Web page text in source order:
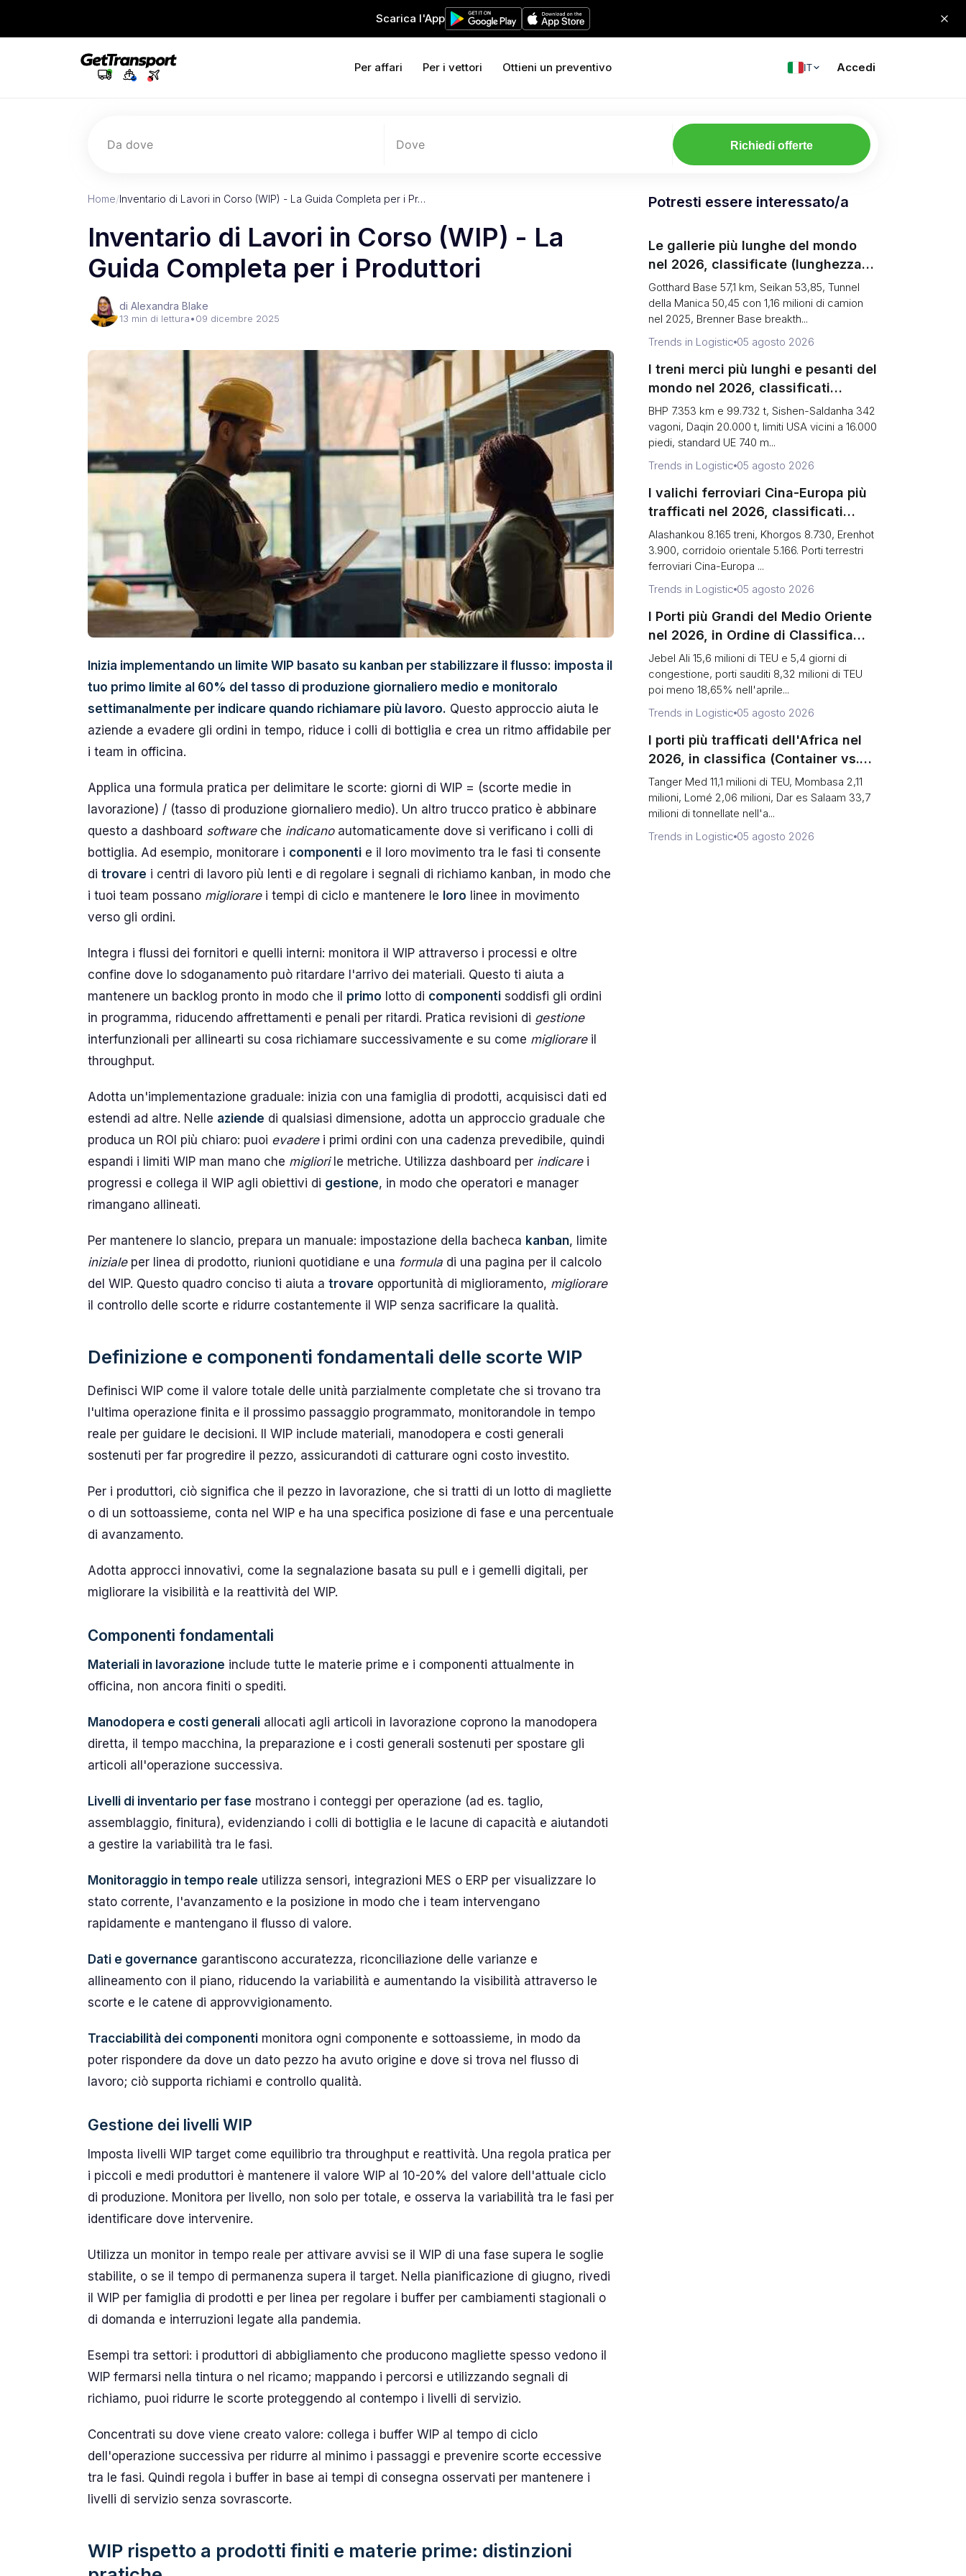
Scarica l'App
Per affari Per i vettori Ottieni un preventivo IT Accedi
Da dove Dove Richiedi offerte
Home/Inventario di Lavori in Corso (WIP) - La Guida Completa per i Pr…
Inventario di Lavori in Corso (WIP) - La
Guida Completa per i Produttori
di Alexandra Blake
13 min di lettura•09 dicembre 2025
Inizia implementando un limite WIP basato su kanban per stabilizzare il flusso: imposta il
tuo primo limite al 60% del tasso di produzione giornaliero medio e monitoralo
settimanalmente per indicare quando richiamare più lavoro. Questo approccio aiuta le
aziende a evadere gli ordini in tempo, riduce i colli di bottiglia e crea un ritmo affidabile per
i team in officina.
Applica una formula pratica per delimitare le scorte: giorni di WIP = (scorte medie in
lavorazione) / (tasso di produzione giornaliero medio). Un altro trucco pratico è abbinare
questo a dashboard softwareche indicanoautomaticamente dove si verificano i colli di
bottiglia. Ad esempio, monitorare i componenti e il loro movimento tra le fasi ti consente
di trovare i centri di lavoro più lenti e di regolare i segnali di richiamo kanban, in modo che
i tuoi team possano migliorarei tempi di ciclo e mantenere le loro linee in movimento
verso gli ordini.
Integra i flussi dei fornitori e quelli interni: monitora il WIP attraverso i processi e oltre
confine dove lo sdoganamento può ritardare l'arrivo dei materiali. Questo ti aiuta a
mantenere un backlog pronto in modo che il primo lotto di componenti soddisfi gli ordini
in programma, riducendo affrettamenti e penali per ritardi. Pratica revisioni di gestione
interfunzionali per allinearti su cosa richiamare successivamente e su come migliorareil
throughput.
Adotta un'implementazione graduale: inizia con una famiglia di prodotti, acquisisci dati ed
estendi ad altre. Nelle aziende di qualsiasi dimensione, adotta un approccio graduale che
produca un ROI più chiaro: puoi evaderei primi ordini con una cadenza prevedibile, quindi
espandi i limiti WIP man mano che migliorile metriche. Utilizza dashboard per indicarei
progressi e collega il WIP agli obiettivi di gestione, in modo che operatori e manager
rimangano allineati.
Per mantenere lo slancio, prepara un manuale: impostazione della bacheca kanban, limite
inizialeper linea di prodotto, riunioni quotidiane e una formula di una pagina per il calcolo
del WIP. Questo quadro conciso ti aiuta a trovare opportunità di miglioramento, migliorare
il controllo delle scorte e ridurre costantemente il WIP senza sacrificare la qualità.
Definizione e componenti fondamentali delle scorte WIP
Definisci WIP come il valore totale delle unità parzialmente completate che si trovano tra
l'ultima operazione finita e il prossimo passaggio programmato, monitorandole in tempo
reale per guidare le decisioni. Il WIP include materiali, manodopera e costi generali
sostenuti per far progredire il pezzo, assicurandoti di catturare ogni costo investito.
Per i produttori, ciò significa che il pezzo in lavorazione, che si tratti di un lotto di magliette
o di un sottoassieme, conta nel WIP e ha una specifica posizione di fase e una percentuale
di avanzamento.
Adotta approcci innovativi, come la segnalazione basata su pull e i gemelli digitali, per
migliorare la visibilità e la reattività del WIP.
Componenti fondamentali
Materiali in lavorazione include tutte le materie prime e i componenti attualmente in
officina, non ancora finiti o spediti.
Manodopera e costi generali allocati agli articoli in lavorazione coprono la manodopera
diretta, il tempo macchina, la preparazione e i costi generali sostenuti per spostare gli
articoli all'operazione successiva.
Livelli di inventario per fase mostrano i conteggi per operazione (ad es. taglio,
assemblaggio, finitura), evidenziando i colli di bottiglia e le lacune di capacità e aiutandoti
a gestire la variabilità tra le fasi.
Monitoraggio in tempo reale utilizza sensori, integrazioni MES o ERP per visualizzare lo
stato corrente, l'avanzamento e la posizione in modo che i team intervengano
rapidamente e mantengano il flusso di valore.
Dati e governance garantiscono accuratezza, riconciliazione delle varianze e
allineamento con il piano, riducendo la variabilità e aumentando la visibilità attraverso le
scorte e le catene di approvvigionamento.
Tracciabilità dei componenti monitora ogni componente e sottoassieme, in modo da
poter rispondere da dove un dato pezzo ha avuto origine e dove si trova nel flusso di
lavoro; ciò supporta richiami e controllo qualità.
Gestione dei livelli WIP
Imposta livelli WIP target come equilibrio tra throughput e reattività. Una regola pratica per
i piccoli e medi produttori è mantenere il valore WIP al 10-20% del valore dell'attuale ciclo
di produzione. Monitora per livello, non solo per totale, e osserva la variabilità tra le fasi per
identificare dove intervenire.
Utilizza un monitor in tempo reale per attivare avvisi se il WIP di una fase supera le soglie
stabilite, o se il tempo di permanenza supera il target. Nella pianificazione di giugno, rivedi
il WIP per famiglia di prodotti e per linea per regolare i buffer per cambiamenti stagionali o
di domanda e interruzioni legate alla pandemia.
Esempi tra settori: i produttori di abbigliamento che producono magliette spesso vedono il
WIP fermarsi nella tintura o nel ricamo; mappando i percorsi e utilizzando segnali di
richiamo, puoi ridurre le scorte proteggendo al contempo i livelli di servizio.
Concentrati su dove viene creato valore: collega i buffer WIP al tempo di ciclo
dell'operazione successiva per ridurre al minimo i passaggi e prevenire scorte eccessive
tra le fasi. Quindi regola i buffer in base ai tempi di consegna osservati per mantenere i
livelli di servizio senza sovrascorte.
WIP rispetto a prodotti finiti e materie prime: distinzioni
Potresti essere interessato/a
Le gallerie più lunghe del mondo
nel 2026, classificate (lunghezza
vs cosa puoi trasportare)
Gotthard Base 57,1 km, Seikan 53,85, Tunnel
della Manica 50,45 con 1,16 milioni di camion
nel 2025, Brenner Base breakth...
Trends in Logistic 05 agosto 2026
I treni merci più lunghi e pesanti del
mondo nel 2026, classificati
(record contro realtà quotidiana)
BHP 7.353 km e 99.732 t, Sishen-Saldanha 342
vagoni, Daqin 20.000 t, limiti USA vicini a 16.000
piedi, standard UE 740 m...
Trends in Logistic 05 agosto 2026
I valichi ferroviari Cina-Europa più
trafficati nel 2026, classificati
(Treni vs Rischio di collo di
bottiglia)
Alashankou 8.165 treni, Khorgos 8.730, Erenhot
3.900, corridoio orientale 5.166. Porti terrestri
ferroviari Cina-Europa ...
Trends in Logistic 05 agosto 2026
I Porti più Grandi del Medio Oriente
nel 2026, in Ordine di Classifica
(Volume vs Esposizione allo Stretto)
Jebel Ali 15,6 milioni di TEU e 5,4 giorni di
congestione, porti sauditi 8,32 milioni di TEU
poi meno 18,65% nell'aprile...
Trends in Logistic 05 agosto 2026
I porti più trafficati dell'Africa nel
2026, in classifica (Container vs.
Corridoio di raggiungimento)
Tanger Med 11,1 milioni di TEU, Mombasa 2,11
milioni, Lomé 2,06 milioni, Dar es Salaam 33,7
milioni di tonnellate nell'a...
Trends in Logistic 05 agosto 2026